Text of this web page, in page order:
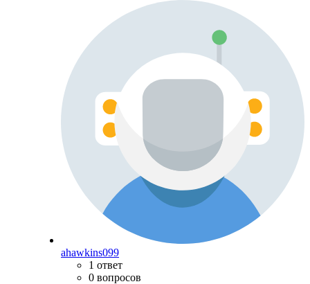
ahawkins099
1 ответ
0 вопросов